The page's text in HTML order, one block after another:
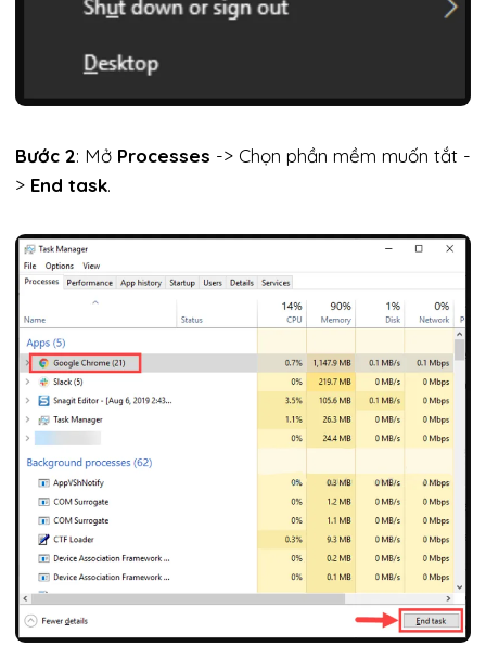
Bước 2: Mở Processes -> Chọn phần mềm muốn tắt -
> End task.